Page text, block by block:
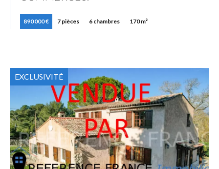
890 000 € 7 pièces 6 chambres 170 m²
EXCLUSIVITÉ